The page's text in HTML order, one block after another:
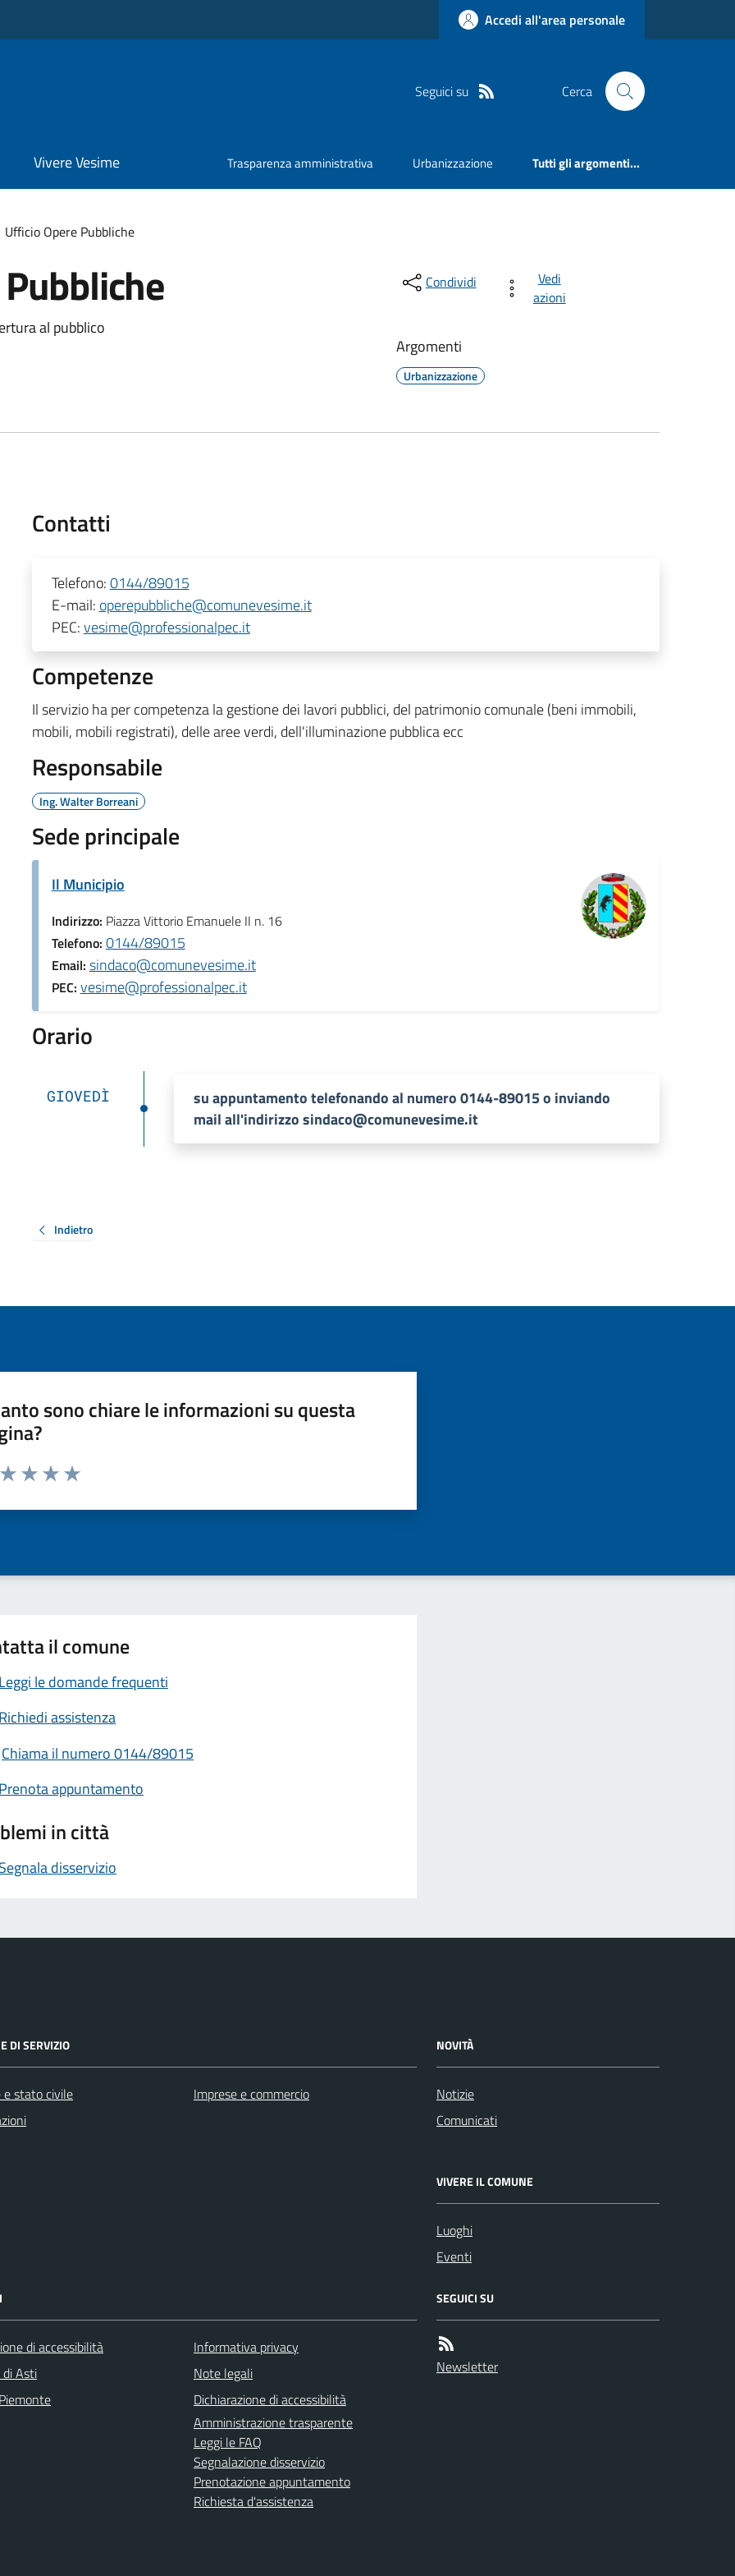
Accedi all'area personale
Seguici su Cerca
Vivere Vesime Trasparenza amministrativa Urbanizzazione Tutti gli argomenti...
Ufficio Opere Pubbliche
al pubblico
Condividi
Vedi
azioni
Argomenti
Urbanizzazione
Contatti
Telefono:0144/89015
E-mail: operepubbliche@comunevesime.it
PEC:vesime@professionalpec.it
Competenze
Il servizio ha per competenza la gestione dei lavori pubblici, del patrimonio comunale (beni immobili,
mobili, mobili registrati), delle aree verdi, dell'illuminazione pubblica ecc
Responsabile
Ing. Walter Borreani
Sede principale
Il Municipio
Indirizzo: Piazza Vittorio Emanuele II n. 16
Telefono: 0144/89015
Email: sindaco@comunevesime.it
PEC: vesime@professionalpec.it
Orario
GIOVEDÌ
su appuntamento telefonando al numero 0144-89015 o inviando
mail all'indirizzo sindaco@comunevesime.it
Indietro
sono chiare le informazioni su questa
da 1 a 5 stelle la pagina
il comune
Leggi le domande frequenti
Richiedi assistenza
Chiama il numero 0144/89015
Prenota appuntamento
in città
Segnala disservizio
DI SERVIZIO
e stato civile
Imprese e commercio
NOVITÀ
Notizie
Comunicati
VIVERE IL COMUNE
Luoghi
Eventi
di accessibilità
di Asti
Informativa privacy
Note legali
Dichiarazione di accessibilità
Amministrazione trasparente
Leggi le FAQ
Segnalazione disservizio
Prenotazione appuntamento
Richiesta d'assistenza
SEGUICI SU
Newsletter